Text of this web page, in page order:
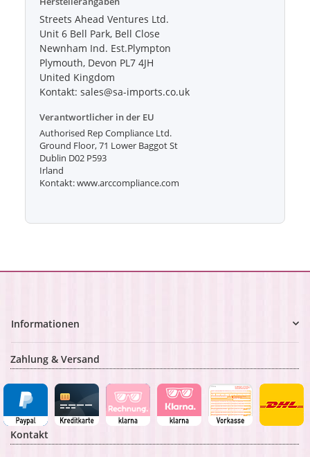
Streets Ahead Ventures Ltd.
Unit 6 Bell Park, Bell Close
Newnham Ind. Est.Plympton
Plymouth, Devon PL7 4JH
United Kingdom
Kontakt: sales@sa-imports.co.uk
Verantwortlicher in der EU
Authorised Rep Compliance Ltd.
Ground Floor, 71 Lower Baggot St
Dublin D02 P593
Irland
Kontakt: www.arccompliance.com
Informationen
Zahlung & Versand
Kontakt